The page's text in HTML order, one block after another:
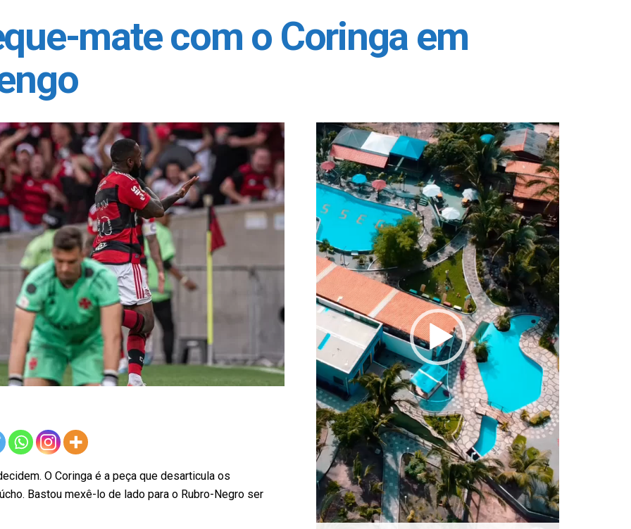
mate com o Coringa em
O Coringa é a peça que desarticula os
Bastou mexê-lo de lado para o Rubro-Negro ser
Tocador
de
vídeo